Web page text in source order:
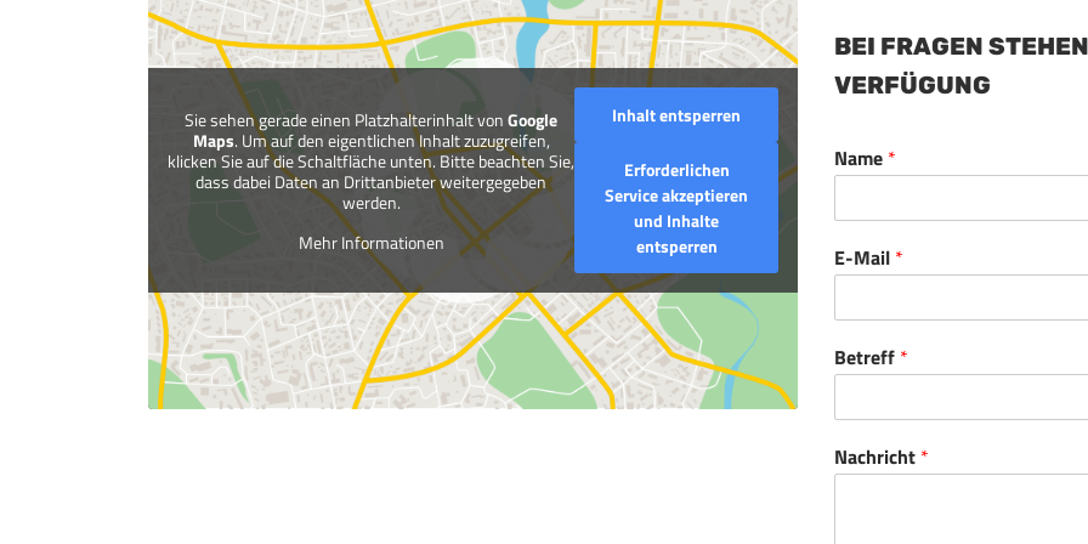
Sie sehen gerade einen Platzhalterinhalt vonGoogle
Maps. Um auf den eigentlichen Inhalt zuzugreifen,
klicken Sie auf die Schaltfläche unten. Bitte beachten Sie,
dass dabei Daten an Drittanbieter weitergegeben
werden.
Mehr Informationen
Inhalt entsperren
Erforderlichen
Service akzeptieren
und Inhalte
entsperren
BEI FRAGEN
VERFÜGUNG
Name *
E-Mail *
Betreff *
Nachricht *